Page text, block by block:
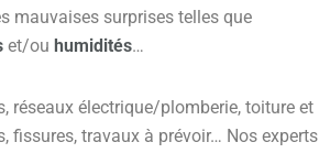
mauvaises surprises telles que
et/ou humidités…
réseaux électrique/plomberie, toiture et
fissures, travaux à prévoir… Nos experts